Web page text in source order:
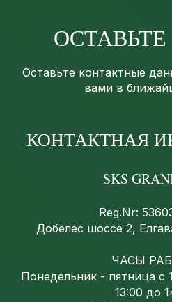
Оставьте контактные
вами в
КОНТАКТНАЯ
SKS
Reg.Nr:
Добелес шоссе 2,
ЧАСЫ
Понедельник - пятница с
13:00 до